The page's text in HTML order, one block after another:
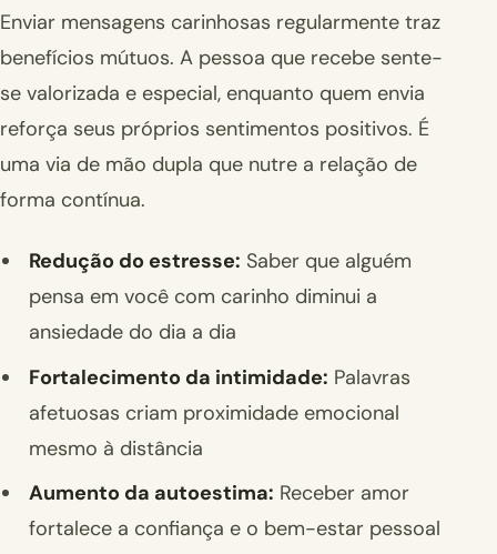
Enviar mensagens carinhosas regularmente traz
benefícios mútuos. A pessoa que recebe sente-
se valorizada e especial, enquanto quem envia
reforça seus próprios sentimentos positivos. É
uma via de mão dupla que nutre a relação de
forma contínua.
Redução do estresse: Saber que alguém
pensa em você com carinho diminui a
ansiedade do dia a dia
Fortalecimento da intimidade: Palavras
afetuosas criam proximidade emocional
mesmo à distância
Aumento da autoestima: Receber amor
fortalece a confiança e o bem-estar pessoal